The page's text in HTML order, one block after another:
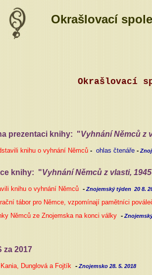
Okrašlovací
prezentaci knihy: "Vyhnání Němců z
knihu o vyhnání Němců - ohlas čtenáře -
knihy: "Vyhnání Němců z vlasti,
knihu o vyhnání Němců - Znojemský týden 20 8.
tábor pro Němce, vzpomínají pamětníci
Němců ze Znojemska na konci války -
za 2017
Dunglová a Fojtík - Znojemsko 28. 5. 2018